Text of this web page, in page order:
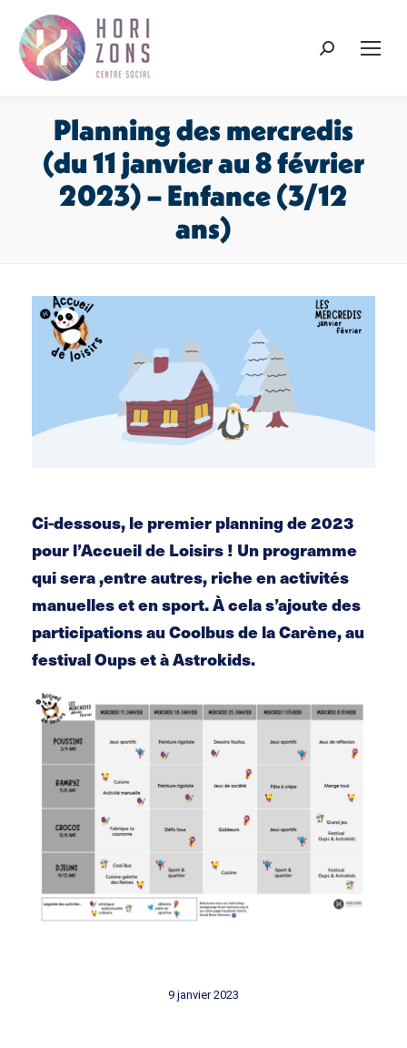
Recherche
Planning des mercredis
(du 11 janvier au 8 février
2023) – Enfance (3/12
ans)
Ci-dessous, le premier planning de 2023
pour l’Accueil de Loisirs ! Un programme
qui sera ,entre autres, riche en activités
manuelles et en sport. À cela s’ajoute des
participations au Coolbus de la Carène, au
festival Oups et à Astrokids.
9 janvier 2023